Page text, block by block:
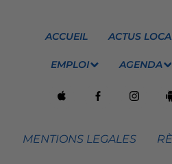
ACCUEIL ACTUS
EMPLOI AGENDA
MENTIONS LEGALES